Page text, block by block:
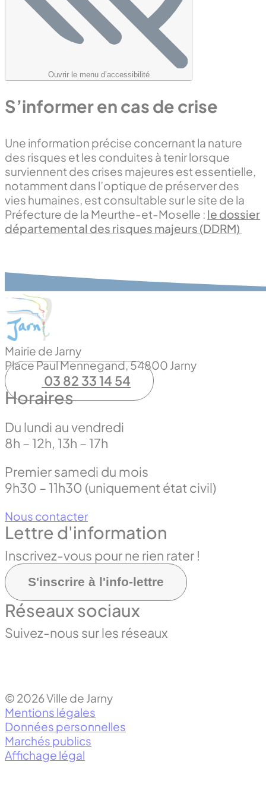
Ouvrir le menu d’accessibilité
S’informer en cas de crise
Une information précise concernant la nature
des risques et les conduites à tenir lorsque
surviennent des crises majeures est essentielle,
notamment dans l’optique de préserver des
vies humaines, est consultable sur le site de la
Préfecture de la Meurthe-et-Moselle : le dossier
départemental des risques majeurs (DDRM)
Mairie de Jarny
Place Paul Mennegand, 54800 Jarny
03 82 33 14 54
Horaires
Du lundi au vendredi
8h – 12h, 13h – 17h
Premier samedi du mois
9h30 – 11h30 (uniquement état civil)
Nous contacter
Lettre d'information
Inscrivez-vous pour ne rien rater !
S'inscrire à l'info-lettre
Réseaux sociaux
Suivez-nous sur les réseaux
© 2026 Ville de Jarny
Mentions légales
Données personnelles
Marchés publics
Affichage légal